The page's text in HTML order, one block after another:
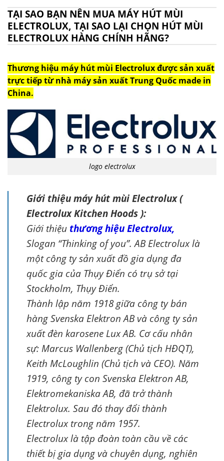
TẠI SAO BẠN NÊN MUA MÁY HÚT MÙI
ELECTROLUX, TẠI SAO LẠI CHỌN HÚT MÙI
ELECTROLUX HÀNG CHÍNH HÃNG?
Thương hiệu máy hút mùi Electrolux được sản xuất
trực tiếp từ nhà máy sản xuất Trung Quốc made in
China.
logo electrolux
Giới thiệu máy hút mùi Electrolux (
Electrolux Kitchen Hoods ):
Giới thiệu thương hiệu Electrolux,
Slogan “Thinking of you”. AB Electrolux là
một công ty sản xuất đồ gia dụng đa
quốc gia của Thụy Điển có trụ sở tại
Stockholm, Thụy Điển.
Thành lập năm 1918 giữa công ty bán
hàng Svenska Elektron AB và công ty sản
xuất đèn karosene Lux AB. Cơ cấu nhân
sự: Marcus Wallenberg (Chủ tịch HĐQT),
Keith McLoughlin (Chủ tịch và CEO). Năm
1919, công ty con Svenska Elektron AB,
Elektromekaniska AB, đã trở thành
Elektrolux. Sau đó thay đổi thành
Electrolux trong năm 1957.
Electrolux là tập đoàn toàn cầu về các
thiết bị gia dụng và chuyên dụng, nghiên